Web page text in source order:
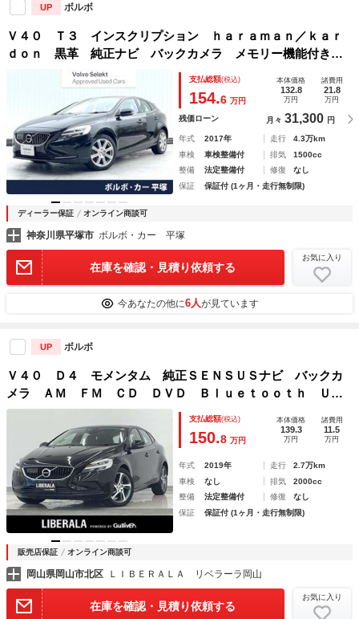
UP ボルボ
Ｖ４０ Ｔ３ インスクリプション ｈａｒａｍａｎ／ｋａｒ
ｄｏｎ 黒革 純正ナビ バックカメラ メモリー機能付きパ
ワーシート シートヒーター 禁煙車 Ｂｌｕｅｔｏｏｔｈ
パドルシフト ＥＴＣ 純正１７インチアルミホイール ＥＴ
支払総額(税込)
154.6 万円
本体価格
132.8
万円
諸費用
21.8
万円
残価ローン 月々 31,300 円
年式 2017年 走行
4.3万km
車検
車検整備付 排気
1500cc
整備
法定整備付 修復
なし
保証
保証付 (1ヶ月・走行無制限)
ディーラー保証 オンライン商談可
神奈川県平塚市 ボルボ・カー 平塚
在庫を確認・見積り依頼する
お気に入り
今あなたの他に6人が見ています
UP ボルボ
Ｖ４０ Ｄ４ モメンタム 純正ＳＥＮＳＵＳナビ バックカ
メラ ＡＭ ＦＭ ＣＤ ＤＶＤ Ｂｌｕｅｔｏｏｔｈ ＵＳ
Ｂ ＬＥＤヘッドライト オートライト アクティブハイビー
ム オートベンディング レインセンサー アンビエントライ
支払総額(税込)
150.8 万円
本体価格
139.3
万円
諸費用
11.5
万円
年式 2019年 走行
2.7万km
車検
なし 排気
2000cc
整備
法定整備付 修復
なし
保証
保証付 (1ヶ月・走行無制限)
販売店保証 オンライン商談可
岡山県岡山市北区 ＬＩＢＥＲＡＬＡ リベラーラ岡山
在庫を確認・見積り依頼する
お気に入り